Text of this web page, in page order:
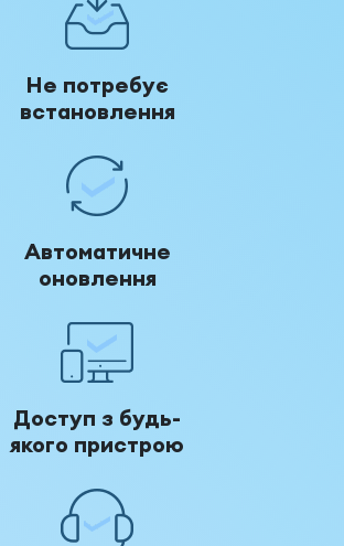
Не потребує
встановлення
Автоматичне
оновлення
Доступ з будь-
якого пристрою